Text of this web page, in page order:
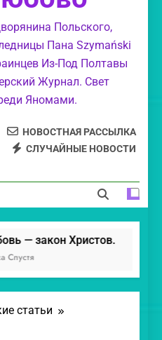
— быть как «гроб
«Господь Иисусе
Небесная.»
лукавых бесов.
Польского,
Пана Szymański
Из-Под Полтавы
Журнал. Свет
Яномами.
НОВОСТНАЯ РАССЫЛКА
СЛУЧАЙНЫЕ НОВОСТИ
— закон Христов.
Спустя
статьи